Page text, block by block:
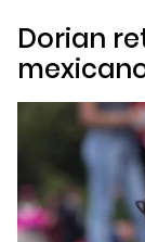
Dorian